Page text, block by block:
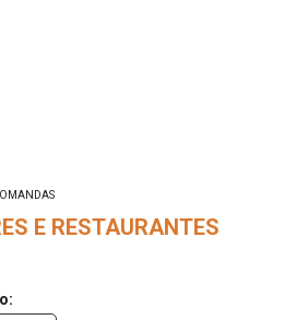
E RESTAURANTES